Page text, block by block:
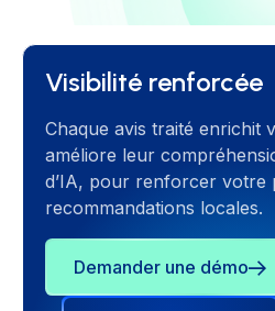
Visibilité renforcée
Chaque avis traité enrichit
améliore leur
d’IA, pour renforcer votre
recommandations locales.
Demander une démo